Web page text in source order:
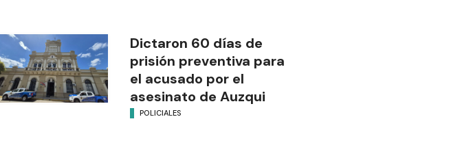
Dictaron 60 días de
prisión preventiva para
el acusado por el
asesinato de Auzqui
POLICIALES